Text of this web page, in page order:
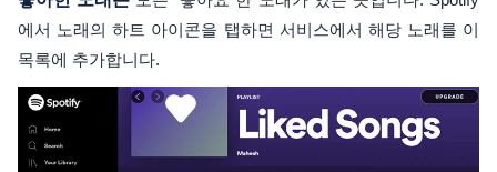
에서 노래의 하트 아이콘을 탭하면 서비스에서 해당 노래를 이
목록에 추가합니다.